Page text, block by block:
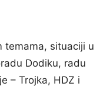
temama, situaciji u
Dodiku, radu
– Trojka, HDZ i